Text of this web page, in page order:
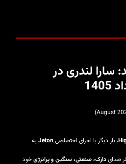
سارا لندری در
، بار دیگر با اجرای اختصاصیJeton به
صدایدارک، صنعتی، سنگین و پرانرژیخود